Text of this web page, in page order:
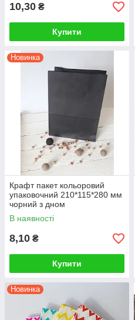
10,30 ₴
Купити
Новинка
Крафт пакет кольоровий
упаковочний 210*115*280 мм
чорний з дном
В наявності
8,10 ₴
Купити
Новинка